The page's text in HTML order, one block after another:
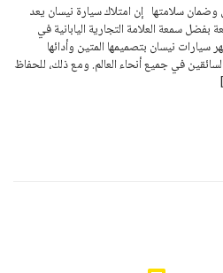
سلامتها إن امتلاك سيارة نيسان يعد
بفضل سمعة العلامة التجارية اليابانية في
سيارات نيسان بتصميمها المتين وأدائها
في جميع أنحاء العالم. ومع ذلك، للحفاظ